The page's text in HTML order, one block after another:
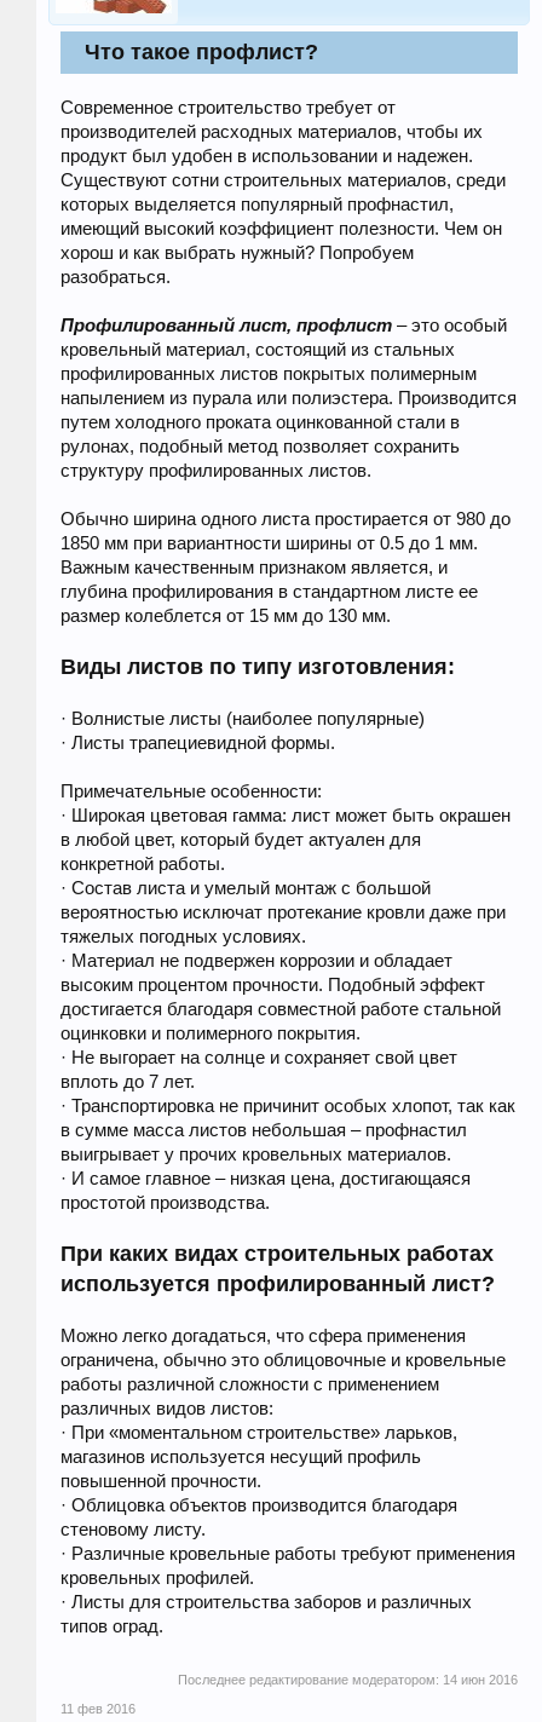
Что такое профлист?
Современное строительство требует от
производителей расходных материалов, чтобы их
продукт был удобен в использовании и надежен.
Существуют сотни строительных материалов, среди
которых выделяется популярный профнастил,
имеющий высокий коэффициент полезности. Чем он
хорош и как выбрать нужный? Попробуем
разобраться.
Профилированный лист, профлист – это особый
кровельный материал, состоящий из стальных
профилированных листов покрытых полимерным
напылением из пурала или полиэстера. Производится
путем холодного проката оцинкованной стали в
рулонах, подобный метод позволяет сохранить
структуру профилированных листов.
Обычно ширина одного листа простирается от 980 до
1850 мм при вариантности ширины от 0.5 до 1 мм.
Важным качественным признаком является, и
глубина профилирования в стандартном листе ее
размер колеблется от 15 мм до 130 мм.
Виды листов по типу изготовления:
· Волнистые листы (наиболее популярные)
· Листы трапециевидной формы.
Примечательные особенности:
· Широкая цветовая гамма: лист может быть окрашен
в любой цвет, который будет актуален для
конкретной работы.
· Состав листа и умелый монтаж с большой
вероятностью исключат протекание кровли даже при
тяжелых погодных условиях.
· Материал не подвержен коррозии и обладает
высоким процентом прочности. Подобный эффект
достигается благодаря совместной работе стальной
оцинковки и полимерного покрытия.
· Не выгорает на солнце и сохраняет свой цвет
вплоть до 7 лет.
· Транспортировка не причинит особых хлопот, так как
в сумме масса листов небольшая – профнастил
выигрывает у прочих кровельных материалов.
· И самое главное – низкая цена, достигающаяся
простотой производства.
При каких видах строительных работах
используется профилированный лист?
Можно легко догадаться, что сфера применения
ограничена, обычно это облицовочные и кровельные
работы различной сложности с применением
различных видов листов:
· При «моментальном строительстве» ларьков,
магазинов используется несущий профиль
повышенной прочности.
· Облицовка объектов производится благодаря
стеновому листу.
· Различные кровельные работы требуют применения
кровельных профилей.
· Листы для строительства заборов и различных
типов оград.
Последнее редактирование модератором: 14 июн 2016
11 фев 2016